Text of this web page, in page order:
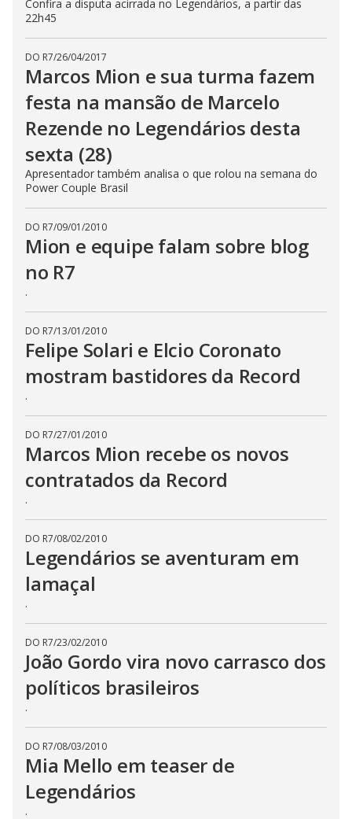
Confira a disputa acirrada no Legendários, a partir das
22h45
DO R7/26/04/2017
Marcos Mion e sua turma fazem
festa na mansão de Marcelo
Rezende no Legendários desta
sexta (28)
Apresentador também analisa o que rolou na semana do
Power Couple Brasil
DO R7/09/01/2010
Mion e equipe falam sobre blog
no R7
.
DO R7/13/01/2010
Felipe Solari e Elcio Coronato
mostram bastidores da Record
.
DO R7/27/01/2010
Marcos Mion recebe os novos
contratados da Record
.
DO R7/08/02/2010
Legendários se aventuram em
lamaçal
.
DO R7/23/02/2010
João Gordo vira novo carrasco dos
políticos brasileiros
.
DO R7/08/03/2010
Mia Mello em teaser de
Legendários
.